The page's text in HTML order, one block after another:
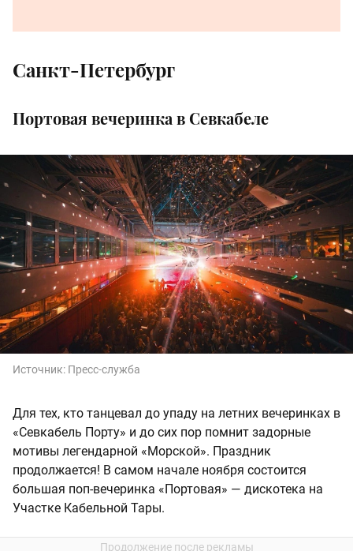
Санкт-Петербург
Портовая вечеринка в Севкабеле
Источник: Пресс-служба
Для тех, кто танцевал до упаду на летних вечеринках в
«Севкабель Порту» и до сих пор помнит задорные
мотивы легендарной «Морской». Праздник
продолжается! В самом начале ноября состоится
большая поп-вечеринка «Портовая» — дискотека на
Участке Кабельной Тары.